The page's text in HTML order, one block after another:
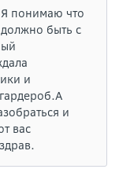
понимаю что
быть с
и
и
вас